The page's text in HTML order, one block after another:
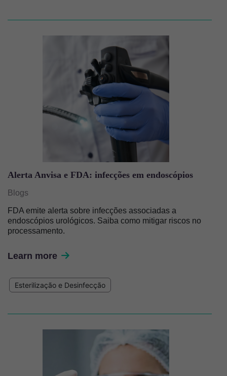
Alerta Anvisa e FDA: infecções em endoscópios
Blogs
FDA emite alerta sobre infecções associadas a
endoscópios urológicos. Saiba como mitigar riscos no
processamento.
Learn more
Esterilização e Desinfecção